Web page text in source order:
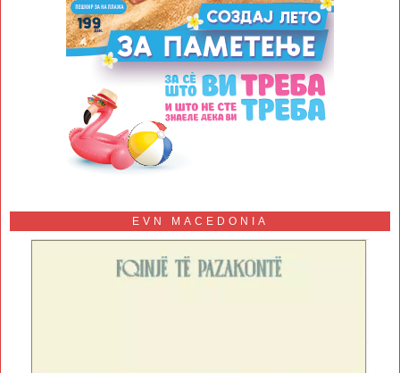
EVN MACEDONIA